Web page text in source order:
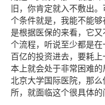
旧，你肯定就入不敷出
个条件就是，我能不能
是根据医保的来看，它
个流程，听说至少都是
百亿的投资进去，要耗
本上就会处于非常困难
北京大学国际医院，那
所，就面临这个很具体的